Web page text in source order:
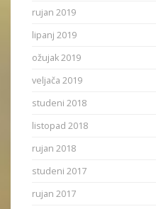
rujan 2019
lipanj 2019
ožujak 2019
veljača 2019
studeni 2018
listopad 2018
rujan 2018
studeni 2017
rujan 2017